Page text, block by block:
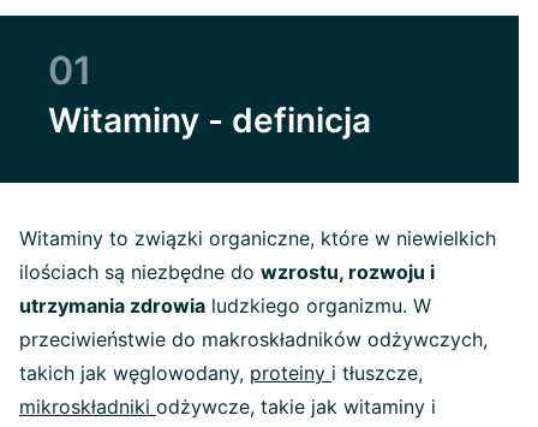
01
Witaminy - definicja
Witaminy to związki organiczne, które w niewielkich
ilościach są niezbędne do wzrostu, rozwoju i
utrzymania zdrowia ludzkiego organizmu. W
przeciwieństwie do makroskładników odżywczych,
takich jak węglowodany, proteiny i tłuszcze,
mikroskładniki odżywcze, takie jak witaminy i